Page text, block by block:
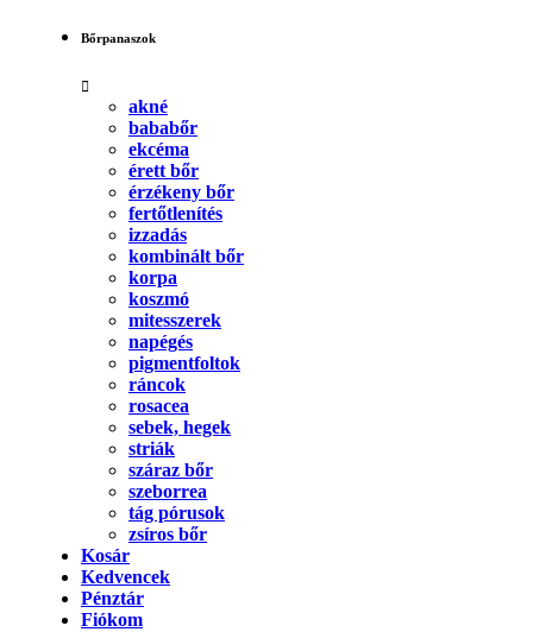
Bőrpanaszok
akné
bababőr
ekcéma
érett bőr
érzékeny bőr
fertőtlenítés
izzadás
kombinált bőr
korpa
koszmó
mitesszerek
napégés
pigmentfoltok
ráncok
rosacea
sebek, hegek
striák
száraz bőr
szeborrea
tág pórusok
zsíros bőr
Kosár
Kedvencek
Pénztár
Fiókom